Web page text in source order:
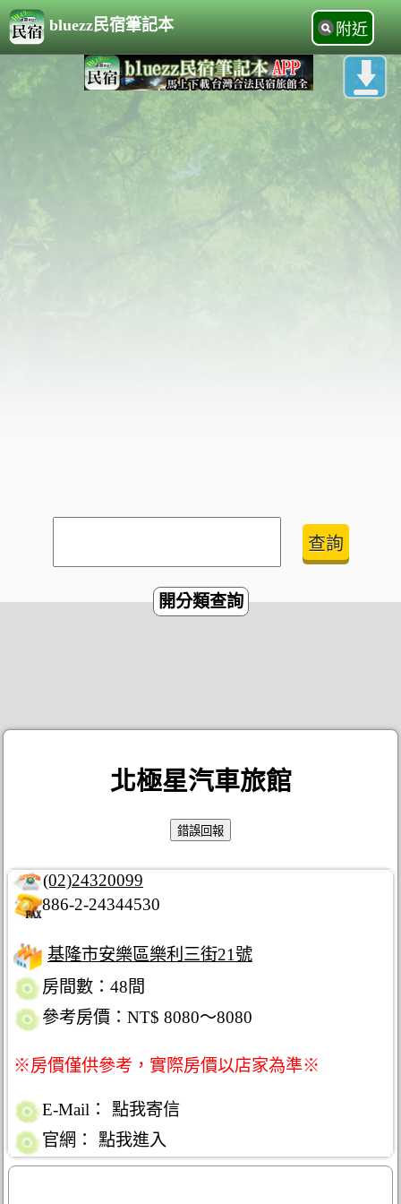
bluezz民宿筆記本 附近
開分類查詢
北極星汽車旅館
(02)24320099
886-2-24344530
基隆市安樂區樂利三街21號
房間數：48間
參考房價：NT$ 8080～8080
※房價僅供參考，實際房價以店家為準※
E-Mail：
點我寄信
官網：
點我進入